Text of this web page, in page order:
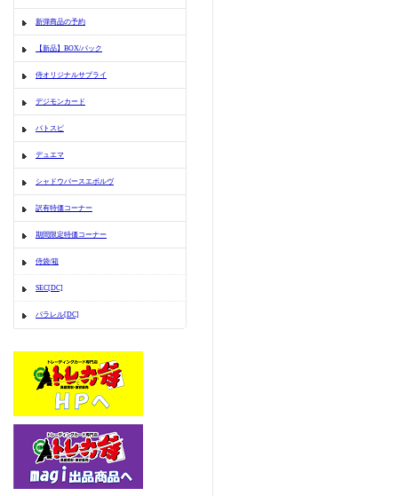
新弾商品の予約
【新品】BOX/パック
侍オリジナルサプライ
デジモンカード
バトスピ
デュエマ
シャドウバースエボルヴ
訳有特価コーナー
期間限定特価コーナー
侍袋/箱
SEC[DC]
パラレル[DC]